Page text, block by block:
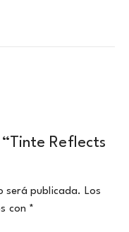
Reflects
será publicada. Los
con *